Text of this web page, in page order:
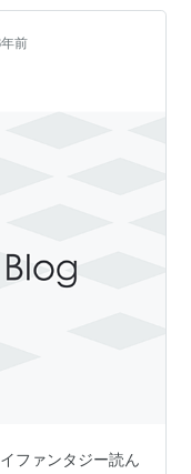
気のせいでしょ」
遭遇しないの
前
ファンタジー読ん